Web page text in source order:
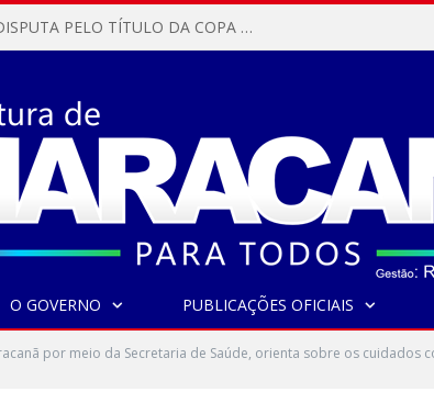
MARACANÃ SAI NA FRENTE NA DISPUTA PELO TÍTULO DA COPA PARÁ SUB-17!
O GOVERNO PUBLICAÇÕES OFICIAIS
por meio da Secretaria de Saúde, orienta sobre os cuidados